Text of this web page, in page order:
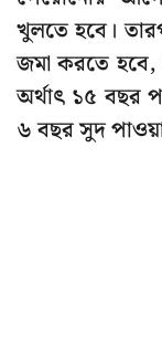
খুলতে হবে।
জমা করতে হবে,
অর্থাৎ ১৫ বছর
৬ বছর সুদ